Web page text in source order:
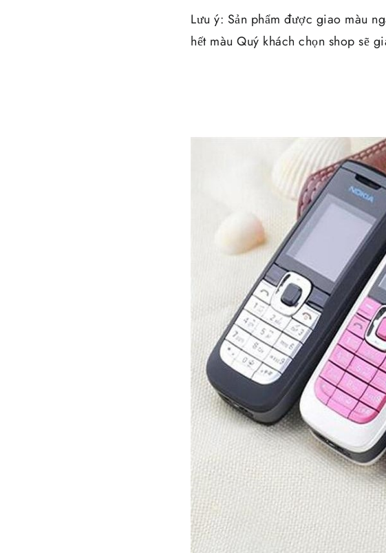
Lưu ý: Sản phẩm được giao màu
hết màu Quý khách chọn shop sẽ